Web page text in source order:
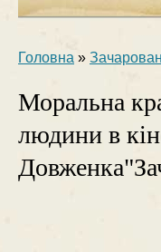
Головна »
Моральна
людини в